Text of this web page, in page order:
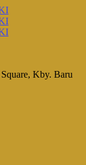
Kby. Baru